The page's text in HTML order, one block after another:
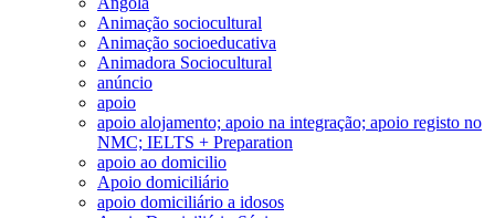
Animação sociocultural
Animação socioeducativa
Animadora Sociocultural
anúncio
apoio
apoio alojamento; apoio na integração; apoio registo no
NMC; IELTS + Preparation
apoio ao domicilio
Apoio domiciliário
apoio domiciliário a idosos